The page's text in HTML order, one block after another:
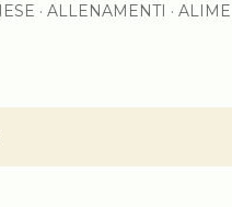
ALLENAMENTI